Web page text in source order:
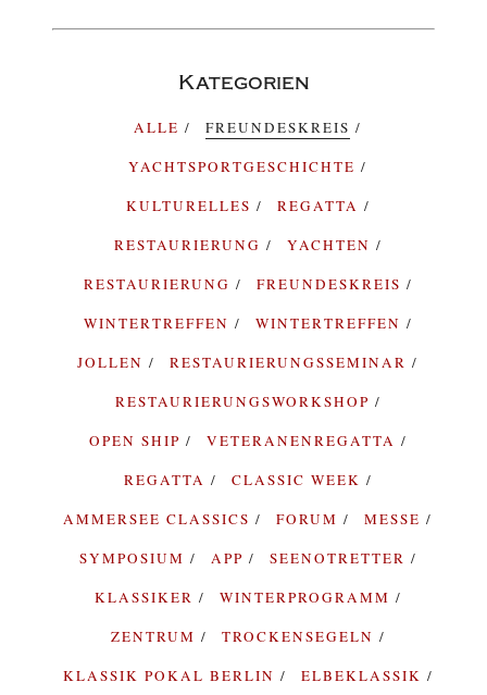
Kategorien
ALLE
FREUNDESKREIS
YACHTSPORTGESCHICHTE
KULTURELLES
REGATTA
RESTAURIERUNG
YACHTEN
RESTAURIERUNG
FREUNDESKREIS
WINTERTREFFEN
WINTERTREFFEN
JOLLEN
RESTAURIERUNGSSEMINAR
RESTAURIERUNGSWORKSHOP
OPEN SHIP
VETERANENREGATTA
REGATTA
CLASSIC WEEK
AMMERSEE CLASSICS
FORUM
MESSE
SYMPOSIUM
APP
SEENOTRETTER
KLASSIKER
WINTERPROGRAMM
ZENTRUM
TROCKENSEGELN
KLASSIK POKAL BERLIN
ELBEKLASSIK